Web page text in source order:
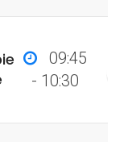
09:45
- 10:30